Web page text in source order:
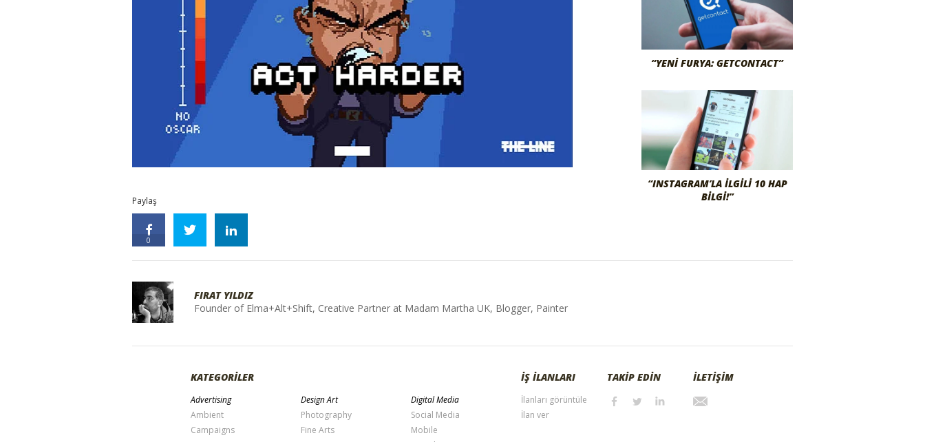
Paylaş
0
“YENI FURYA: GETCONTACT”
“INSTAGRAM’LA İLGILI 10 HAP
BILGI!”
FIRAT YILDIZ
Founder of Elma+Alt+Shift, Creative Partner at Madam Martha UK, Blogger, Painter
KATEGORİLER
Advertising
Ambient
Campaigns
Design Art
Photography
Fine Arts
Digital Media
Social Media
Mobile
İŞ İLANLARI
İlanları görüntüle
İlan ver
TAKİP EDİN İLETİŞİM